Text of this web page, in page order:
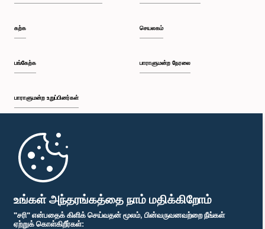
உங்கள் அந்தரங்கத்தை நாம் மதிக்கிறோம்
"சரி" என்பதைக் கிளிக் செய்வதன் மூலம், பின்வருவனவற்றை நீங்கள்
ஏற்றுக் கொள்கிறீர்கள்:
கற்க
பங்கேற்க
பாராளுமன்ற உறுப்பினர்கள்
முதற்பக்கம்
செயலகம்
பாராளுமன்ற நேரலை
பாராளுமன்ற கையடக்க செயலி